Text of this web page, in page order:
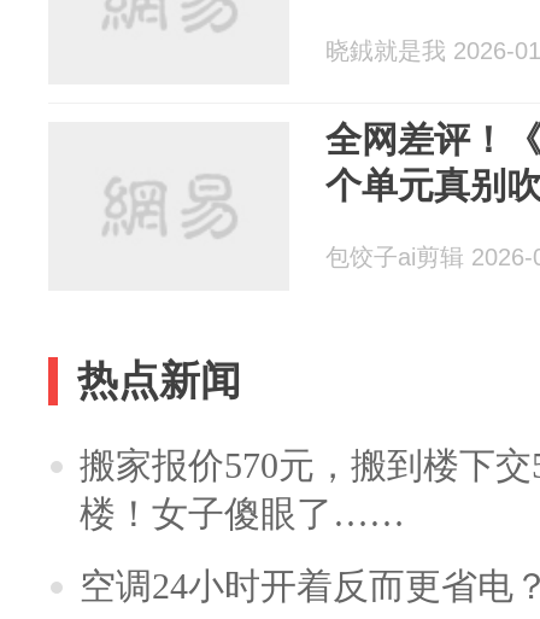
晓銊就是我 2026-
全网差评！
个单元真别
包饺子ai剪辑 2026-
热点新闻
搬家报价570元，搬到楼下
楼！女子傻眼了……
空调24小时开着反而更省电